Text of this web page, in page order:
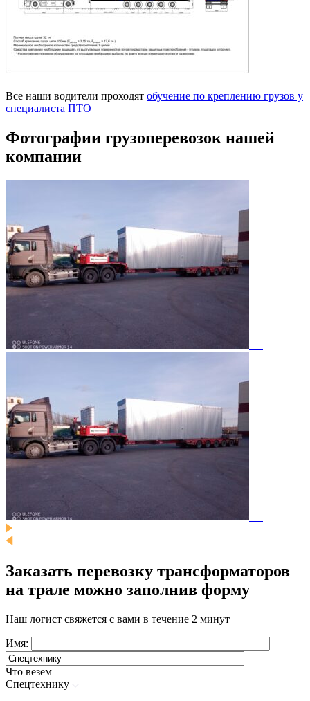
Все наши водители проходят обучение по креплению грузов у
специалиста ПТО
Фотографии грузоперевозок нашей
компании
Заказать перевозку трансформаторов
на трале можно заполнив форму
Наш логист свяжется с вами в течение 2 минут
Имя:
Что везем
Спецтехнику